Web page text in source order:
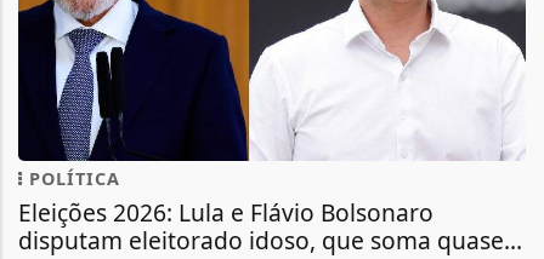
POLÍTICA
Eleições 2026: Lula e Flávio Bolsonaro
disputam eleitorado idoso, que soma quase...